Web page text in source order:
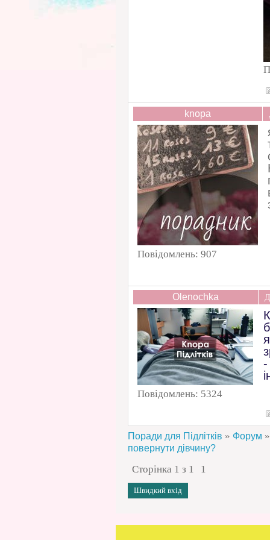
knopa
Повідомлень: 907
Olenochka
Повідомлень: 5324
-
Поради для Підлітків » Форум »
повернути дівчину?
Сторінка 1 з 1 1